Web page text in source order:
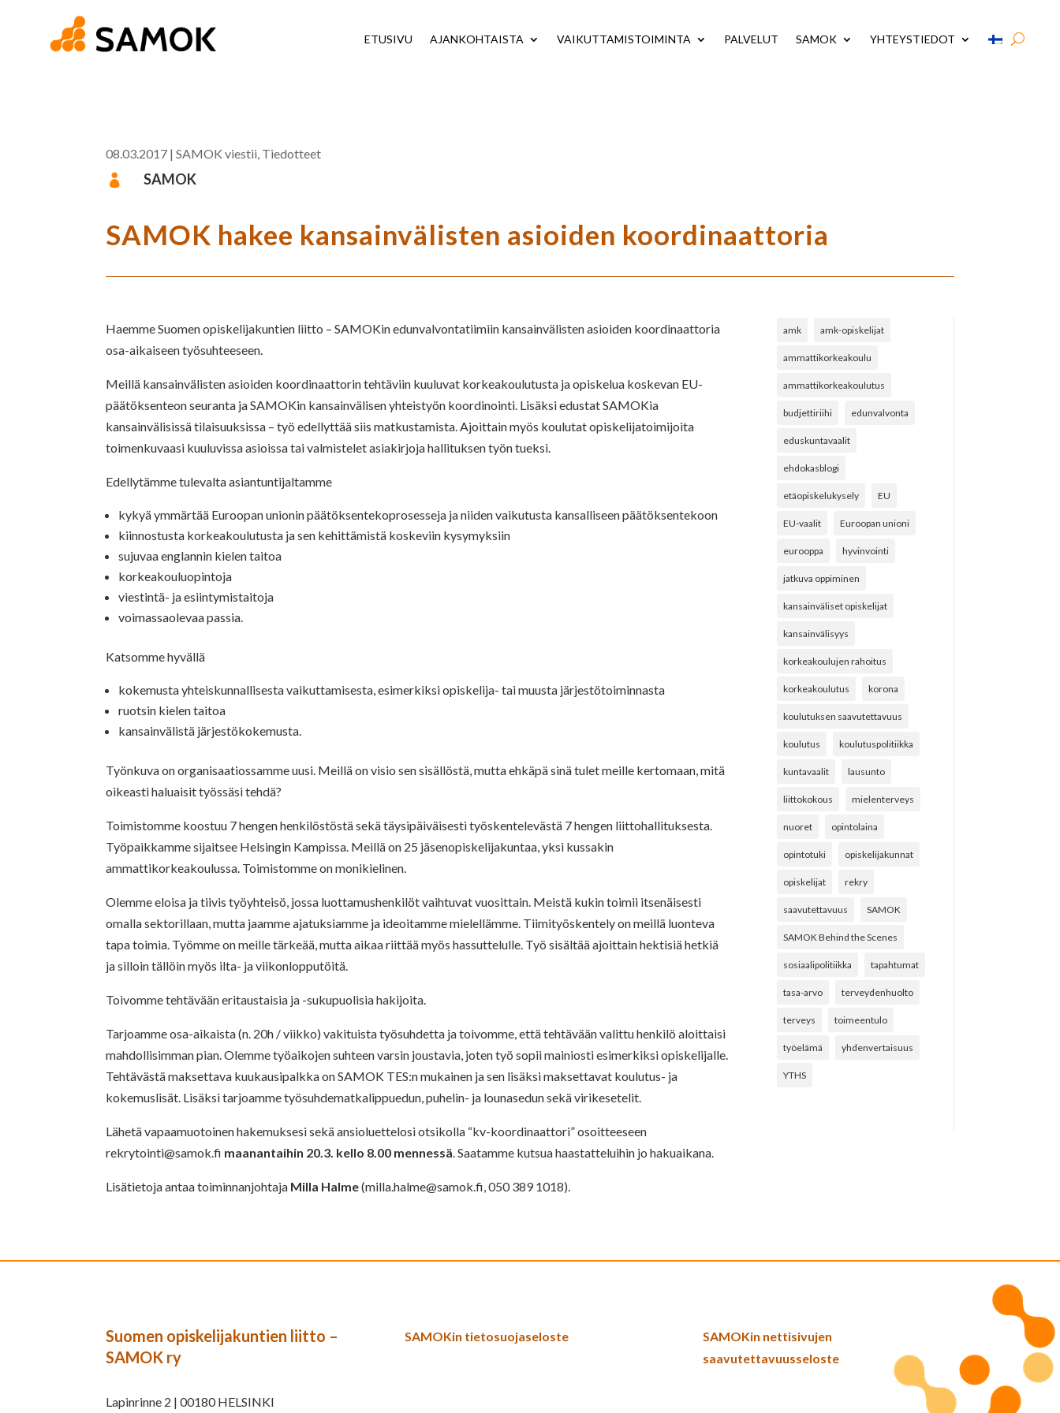
ETUSIVU AJANKOHTAISTA VAIKUTTAMISTOIMINTA PALVELUT SAMOK YHTEYSTIEDOT
08.03.2017 |SAMOK viestii Tiedotteet
 SAMOK
SAMOK hakee kansainvälisten asioiden koordinaattoria
Haemme Suomen opiskelijakuntien liitto – SAMOKin edunvalvontatiimiin kansainvälisten asioiden koordinaattoria
osa-aikaiseen työsuhteeseen.
Meillä kansainvälisten asioiden koordinaattorin tehtäviin kuuluvat korkeakoulutusta ja opiskelua koskevan EU-
päätöksenteon seuranta ja SAMOKin kansainvälisen yhteistyön koordinointi. Lisäksi edustat SAMOKia
kansainvälisissä tilaisuuksissa – työ edellyttää siis matkustamista. Ajoittain myös koulutat opiskelijatoimijoita
toimenkuvaasi kuuluvissa asioissa tai valmistelet asiakirjoja hallituksen työn tueksi.
Edellytämme tulevalta asiantuntijaltamme
kykyä ymmärtää Euroopan unionin päätöksentekoprosesseja ja niiden vaikutusta kansalliseen päätöksentekoon
kiinnostusta korkeakoulutusta ja sen kehittämistä koskeviin kysymyksiin
sujuvaa englannin kielen taitoa
korkeakouluopintoja
viestintä- ja esiintymistaitoja
voimassaolevaa passia.
Katsomme hyvällä
kokemusta yhteiskunnallisesta vaikuttamisesta, esimerkiksi opiskelija- tai muusta järjestötoiminnasta
ruotsin kielen taitoa
kansainvälistä järjestökokemusta.
Työnkuva on organisaatiossamme uusi. Meillä on visio sen sisällöstä, mutta ehkäpä sinä tulet meille kertomaan, mitä
oikeasti haluaisit työssäsi tehdä?
Toimistomme koostuu 7 hengen henkilöstöstä sekä täysipäiväisesti työskentelevästä 7 hengen liittohallituksesta.
Työpaikkamme sijaitsee Helsingin Kampissa. Meillä on 25 jäsenopiskelijakuntaa, yksi kussakin
ammattikorkeakoulussa. Toimistomme on monikielinen.
Olemme eloisa ja tiivis työyhteisö, jossa luottamushenkilöt vaihtuvat vuosittain. Meistä kukin toimii itsenäisesti
omalla sektorillaan, mutta jaamme ajatuksiamme ja ideoitamme mielellämme. Tiimityöskentely on meillä luonteva
tapa toimia. Työmme on meille tärkeää, mutta aikaa riittää myös hassuttelulle. Työ sisältää ajoittain hektisiä hetkiä
ja silloin tällöin myös ilta- ja viikonlopputöitä.
Toivomme tehtävään eritaustaisia ja -sukupuolisia hakijoita.
Tarjoamme osa-aikaista (n. 20h / viikko) vakituista työsuhdetta ja toivomme, että tehtävään valittu henkilö aloittaisi
mahdollisimman pian. Olemme työaikojen suhteen varsin joustavia, joten työ sopii mainiosti esimerkiksi opiskelijalle.
Tehtävästä maksettava kuukausipalkka on SAMOK TES:n mukainen ja sen lisäksi maksettavat koulutus- ja
kokemuslisät. Lisäksi tarjoamme työsuhdematkalippuedun, puhelin- ja lounasedun sekä virikesetelit.
Lähetä vapaamuotoinen hakemuksesi sekä ansioluettelosi otsikolla “kv-koordinaattori” osoitteeseen
rekrytointi@samok.fi maanantaihin 20.3. kello 8.00 mennessä . Saatamme kutsua haastatteluihin jo hakuaikana.
Lisätietoja antaa toiminnanjohtaja Milla Halme(milla.halme@samok.fi , 050 389 1018).
amk amk-opiskelijat
ammattikorkeakoulu
ammattikorkeakoulutus
budjettiriihi edunvalvonta
eduskuntavaalit
ehdokasblogi
etäopiskelukysely EU
EU-vaalit Euroopan unioni
eurooppa hyvinvointi
jatkuva oppiminen
kansainväliset opiskelijat
kansainvälisyys
korkeakoulujen rahoitus
korkeakoulutus korona
koulutuksen saavutettavuus
koulutus koulutuspolitiikka
kuntavaalit lausunto
liittokokous mielenterveys
nuoret opintolaina
opintotuki opiskelijakunnat
opiskelijat rekry
saavutettavuus SAMOK
SAMOK Behind the Scenes
sosiaalipolitiikka tapahtumat
tasa-arvo terveydenhuolto
terveys toimeentulo
työelämä yhdenvertaisuus
YTHS
Suomen opiskelijakuntien liitto –
SAMOK ry
Lapinrinne 2 | 00180 HELSINKI
SAMOKin tietosuojaseloste
SAMOKin nettisivujen
saavutettavuusseloste